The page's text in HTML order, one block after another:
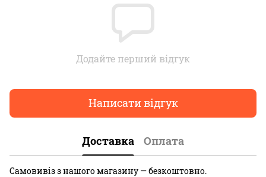
Додайте перший відгук
Написати відгук
Доставка Оплата
Самовивіз з нашого магазину — безкоштовно.